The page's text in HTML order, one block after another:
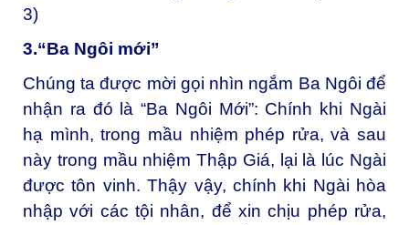
3)
3.“Ba Ngôi mới”
Chúng ta được mời gọi nhìn ngắm Ba Ngôi để
nhận ra đó là “Ba Ngôi Mới”: Chính khi Ngài
hạ mình, trong mầu nhiệm phép rửa, và sau
này trong mầu nhiệm Thập Giá, lại là lúc Ngài
được tôn vinh. Thậy vậy, chính khi Ngài hòa
nhập với các tội nhân, để xin chịu phép rửa,